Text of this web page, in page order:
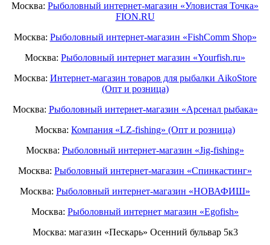
Москва: Рыболовный интернет-магазин «Уловистая Точка»
FION.RU
Москва: Рыболовный интернет-магазин «FishComm Shop»
Москва: Рыболовный интернет магазин «Yourfish.ru»
Москва: Интернет-магазин товаров для рыбалки AikoStore
(Опт и розница)
Москва: Рыболовный интернет-магазин «Арсенал рыбака»
Москва: Компания «LZ-fishing» (Опт и розница)
Москва: Рыболовный интернет-магазин «Jig-fishing»
Москва: Рыболовный интернет-магазин «Спинкастинг»
Москва: Рыболовный интернет-магазин «НОВАФИШ»
Москва: Рыболовный интернет магазин «Egofish»
Москва: магазин «Пескарь» Осенний бульвар 5к3